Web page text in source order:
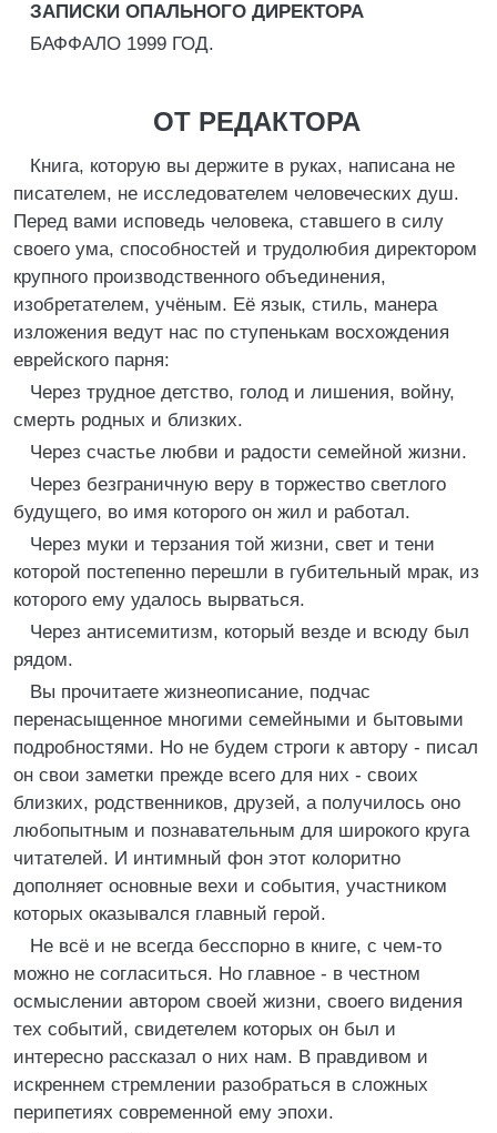
ЗАПИСКИ ОПАЛЬНОГО ДИРЕКТОРА
БАФФАЛО 1999 ГОД.
ОТ РЕДАКТОРА
Книга, которую вы держите в руках, написана не
писателем, не исследователем человеческих душ.
Перед вами исповедь человека, ставшего в силу
своего ума, способностей и трудолюбия директором
крупного производственного объединения,
изобретателем, учёным. Её язык, стиль, манера
изложения ведут нас по ступенькам восхождения
еврейского парня:
Через трудное детство, голод и лишения, войну,
смерть родных и близких.
Через счастье любви и радости семейной жизни.
Через безграничную веру в торжество светлого
будущего, во имя которого он жил и работал.
Через муки и терзания той жизни, свет и тени
которой постепенно перешли в губительный мрак, из
которого ему удалось вырваться.
Через антисемитизм, который везде и всюду был
рядом.
Вы прочитаете жизнеописание, подчас
перенасыщенное многими семейными и бытовыми
подробностями. Но не будем строги к автору - писал
он свои заметки прежде всего для них - своих
близких, родственников, друзей, а получилось оно
любопытным и познавательным для широкого круга
читателей. И интимный фон этот колоритно
дополняет основные вехи и события, участником
которых оказывался главный герой.
Не всё и не всегда бесспорно в книге, с чем-то
можно не согласиться. Но главное - в честном
осмыслении автором своей жизни, своего видения
тех событий, свидетелем которых он был и
интересно рассказал о них нам. В правдивом и
искреннем стремлении разобраться в сложных
перипетиях современной ему эпохи.